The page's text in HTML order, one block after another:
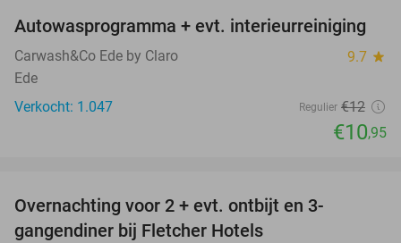
9%
Autowasprogramma + evt. interieurreiniging
Carwash&Co Ede by Claro 9.7 star
Ede
Verkocht: 1.047
Regulier €12
€10,95
Overnachting voor 2 + evt. ontbijt en 3-
gangendiner bij Fletcher Hotels